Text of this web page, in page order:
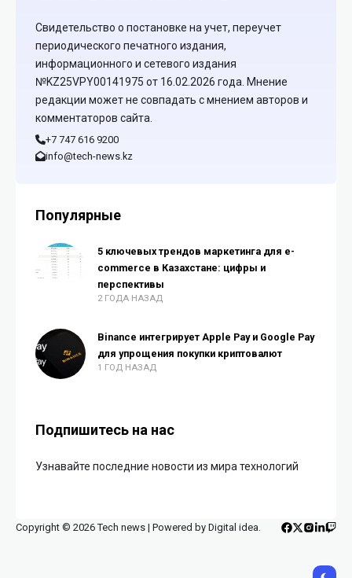
Свидетельство о постановке на учет, переучет
периодического печатного издания,
информационного и сетевого издания
№KZ25VPY00141975 от 16.02.2026 года. Мнение
редакции может не совпадать с мнением авторов и
комментаторов сайта.
+7 747 616 9200
info@tech-news.kz
Популярные
5 ключевых трендов маркетинга для e-
commerce в Казахстане: цифры и
перспективы
2 ГОДА НАЗАД
Binance интегрирует Apple Pay и Google Pay
для упрощения покупки криптовалют
1 ГОД НАЗАД
Подпишитесь на нас
Узнавайте последние новости из мира технологий
Copyright © 2026 Tech news | Powered by Digital idea.